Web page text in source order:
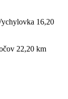
16,20
22,20 km